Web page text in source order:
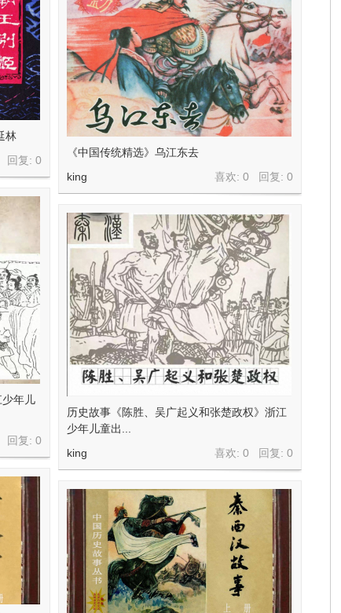
林
回复:0
《中国传统精选》乌江东去
喜欢: 0 回复:0
king
少年儿
回复:0
历史故事《陈胜、吴广起义和张楚政权》浙江
少年儿童出...
喜欢: 0 回复:0
king